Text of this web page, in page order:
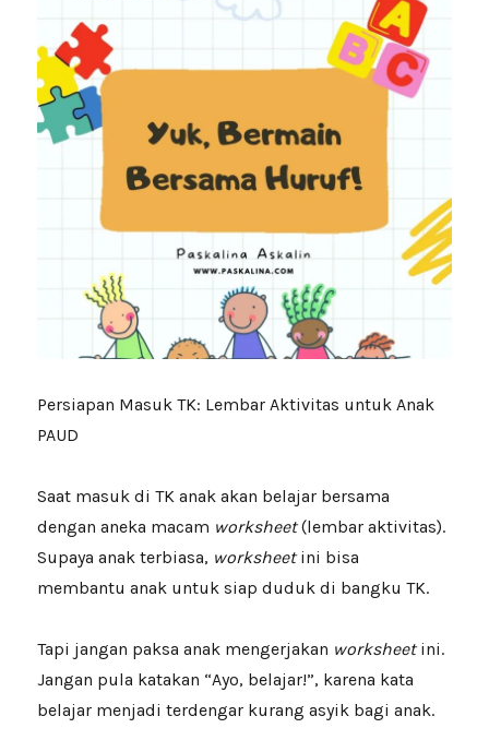
Persiapan Masuk TK: Lembar Aktivitas untuk Anak
PAUD
Saat masuk di TK anak akan belajar bersama
dengan aneka macam worksheet(lembar aktivitas).
Supaya anak terbiasa, worksheetini bisa
membantu anak untuk siap duduk di bangku TK.
Tapi jangan paksa anak mengerjakan worksheetini.
Jangan pula katakan “Ayo, belajar!”, karena kata
belajar menjadi terdengar kurang asyik bagi anak.